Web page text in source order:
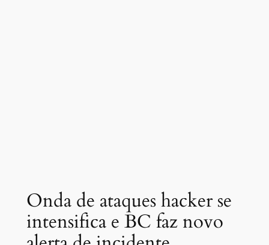
Onda de ataques hacker se
intensifica e BC faz novo